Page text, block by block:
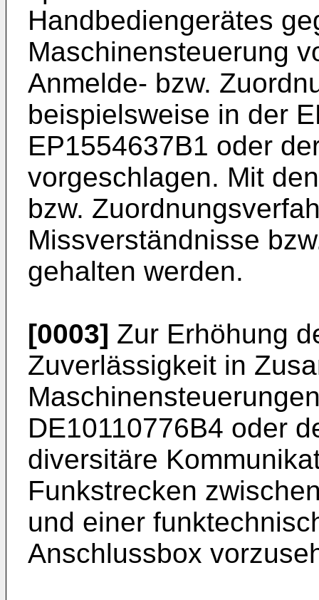
Handbediengerätes
Maschinensteuerung
Anmelde- bzw.
beispielsweise in der
EP1554637B1 oder
vorgeschlagen. Mit
bzw.
Missverständnisse
gehalten werden.
[0003] Zur Erhöhung
Zuverlässigkeit in
DE10110776B4 oder
diversitäre
Funkstrecken
und einer
Anschlussbox